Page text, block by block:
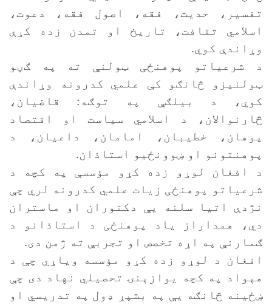
تفسیر، حدیث، فقه، اصول فقه، دعوت،
اسلامي ثقافت، تاریخ او تمدن زده کړې
وړاندې کوي.
د شرعياتو پوهنځی ټولنې ته په ګڼو
ټولنیزو څانګو کې علمي کدرونه وړاندې
کوي، د بیلګې په توګه: قاضيان،
څارنوالان، د اسلامي سیاست او اقتصاد
پوهان، خطیبان، امامان، داعیان، د
پوهنتونو او ښوونځیو استاذان.
د افغان لوړو زده کړو مؤسسې په کچه د
شرعیاتو پوهنځی زیات علمي کدرونه لري چې
نژدې اتیا سلنه يې دکتوران او ماستران
دي، همداراز یاد پوهنځی د استاذانو د
ګمارنې په اړه تخصص او تجربې ته ژمن دی.
افغان د لوړو زده کړو مؤسسه ویاړي چې د
هېواد په کچه یوازېنۍ تحصیلي نهاد دی چې
ښځينه څانګه يې په بشپړ ډول په تدریسي او